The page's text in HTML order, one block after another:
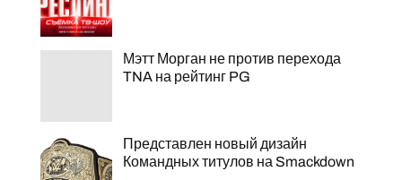
Мэтт Морган не против перехода
TNA на рейтинг PG
Представлен новый дизайн
Командных титулов на Smackdown